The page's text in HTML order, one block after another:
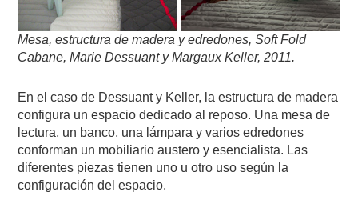
Mesa, estructura de madera y edredones, Soft Fold
Cabane, Marie Dessuant y Margaux Keller, 2011.
En el caso de Dessuant y Keller, la estructura de madera
configura un espacio dedicado al reposo. Una mesa de
lectura, un banco, una lámpara y varios edredones
conforman un mobiliario austero y esencialista. Las
diferentes piezas tienen uno u otro uso según la
configuración del espacio.